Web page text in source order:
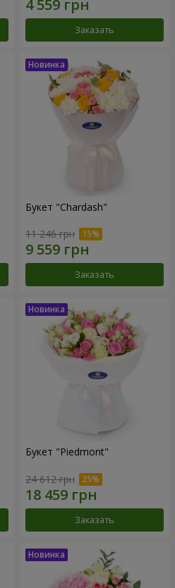
Заказать
Букет "Chardash"
11 246 грн
Заказать
Букет "Piedmont"
24 612 грн
Заказать